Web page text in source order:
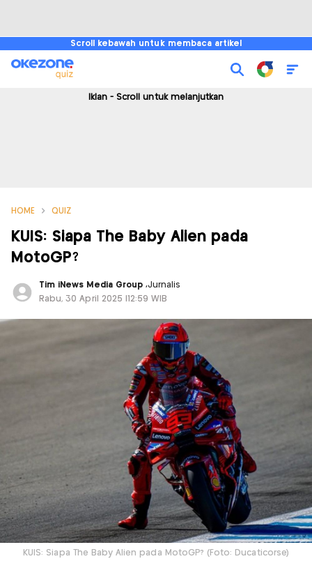
Scroll kebawah untuk membaca artikel
Iklan - Scroll untuk melanjutkan
HOME QUIZ
KUIS: Siapa The Baby Alien pada
MotoGP?
Tim iNews Media Group,Jurnalis
Rabu, 30 April 2025 |12:59 WIB
KUIS: Siapa The Baby Alien pada MotoGP? (Foto: Ducaticorse)